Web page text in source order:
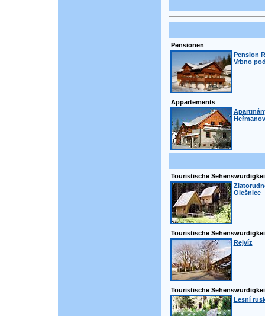
Pensionen
Pension
Vrbno
Appartements
Touristische
Olešnice
Touristische
Rejvíz
Touristische
Lesní